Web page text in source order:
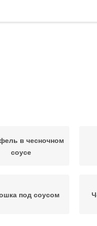
в чесночном
соусе
под соусом